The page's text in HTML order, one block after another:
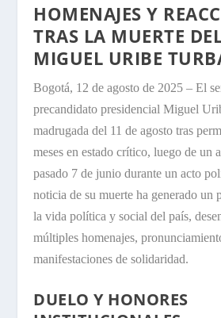
HOMENAJES Y
TRAS LA MUERTE
MIGUEL URIBE
Bogotá, 12 de agosto de 2025 – El
precandidato presidencial Miguel
madrugada del 11 de agosto tras
meses en estado crítico, luego de un
pasado 7 de junio durante un acto
noticia de su muerte ha generado un
la vida política y social del país,
múltiples homenajes,
manifestaciones de solidaridad.
DUELO Y HONORES